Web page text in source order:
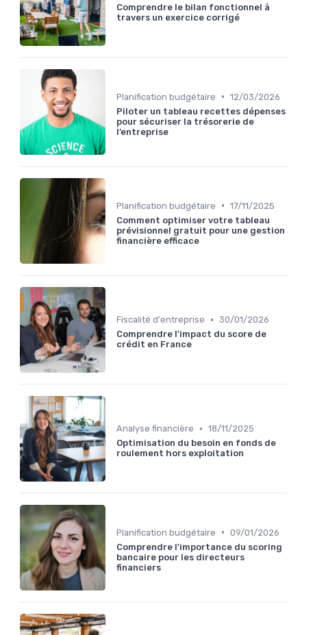
Comprendre le bilan fonctionnel à
travers un exercice corrigé
Planification budgétaire • 12/03/2026
Piloter un tableau recettes dépenses
pour sécuriser la trésorerie de
l’entreprise
Planification budgétaire • 17/11/2025
Comment optimiser votre tableau
prévisionnel gratuit pour une gestion
financière efficace
Fiscalité d'entreprise • 30/01/2026
Comprendre l'impact du score de
crédit en France
Analyse financière • 18/11/2025
Optimisation du besoin en fonds de
roulement hors exploitation
Planification budgétaire • 09/01/2026
Comprendre l'importance du scoring
bancaire pour les directeurs
financiers